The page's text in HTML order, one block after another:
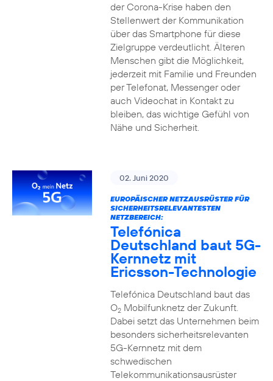
der Corona-Krise haben den
Stellenwert der Kommunikation
über das Smartphone für diese
Zielgruppe verdeutlicht. Älteren
Menschen gibt die Möglichkeit,
jederzeit mit Familie und Freunden
per Telefonat, Messenger oder
auch Videochat in Kontakt zu
bleiben, das wichtige Gefühl von
Nähe und Sicherheit.
02. Juni 2020
EUROPÄISCHER NETZAUSRÜSTER FÜR
SICHERHEITSRELEVANTESTEN
NETZBEREICH:
Telefónica
Deutschland baut 5G-
Kernnetz mit
Ericsson-Technologie
Telefónica Deutschland baut das
O2Mobilfunknetz der Zukunft.
Dabei setzt das Unternehmen beim
besonders sicherheitsrelevanten
5G-Kernnetz mit dem
schwedischen
Telekommunikationsausrüster